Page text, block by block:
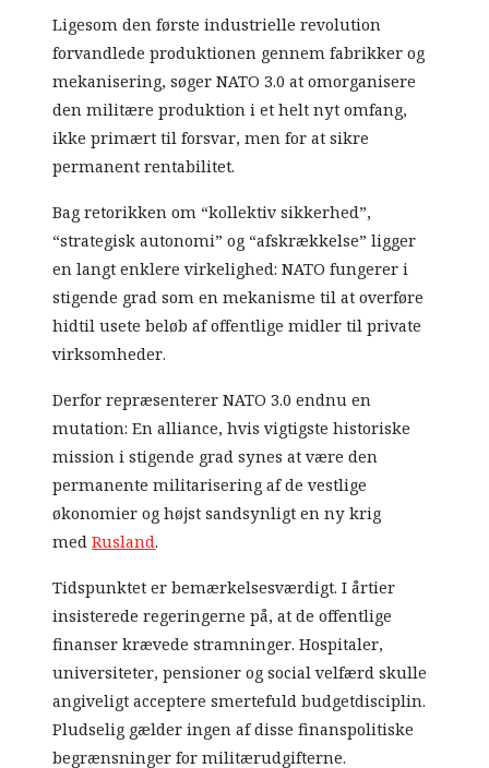
Ligesom den første industrielle revolution
forvandlede produktionen gennem fabrikker og
mekanisering, søger NATO 3.0 at omorganisere
den militære produktion i et helt nyt omfang,
ikke primært til forsvar, men for at sikre
permanent rentabilitet.
Bag retorikken om “kollektiv sikkerhed”,
“strategisk autonomi” og “afskrækkelse” ligger
en langt enklere virkelighed: NATO fungerer i
stigende grad som en mekanisme til at overføre
hidtil usete beløb af offentlige midler til private
virksomheder.
Derfor repræsenterer NATO 3.0 endnu en
mutation: En alliance, hvis vigtigste historiske
mission i stigende grad synes at være den
permanente militarisering af de vestlige
økonomier og højst sandsynligt en ny krig
medRusland.
Tidspunktet er bemærkelsesværdigt. I årtier
insisterede regeringerne på, at de offentlige
finanser krævede stramninger. Hospitaler,
universiteter, pensioner og social velfærd skulle
angiveligt acceptere smertefuld budgetdisciplin.
Pludselig gælder ingen af disse finanspolitiske
begrænsninger for militærudgifterne.